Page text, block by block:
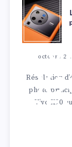
octobre 27,
Résolution
photo
Vivo X90